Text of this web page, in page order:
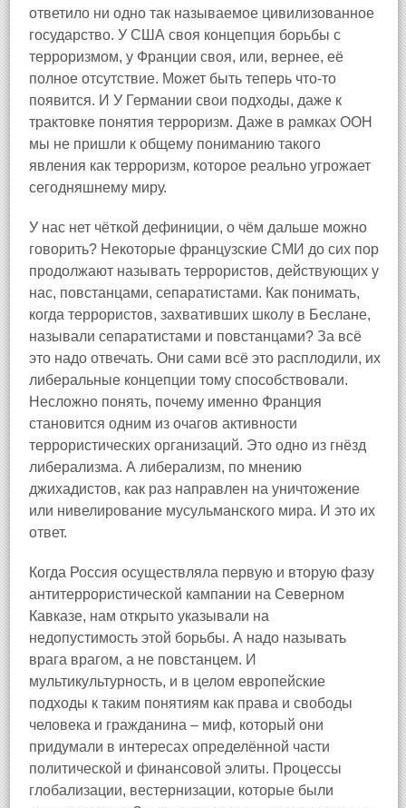
ответило ни одно так называемое цивилизованное
государство. У США своя концепция борьбы с
терроризмом, у Франции своя, или, вернее, её
полное отсутствие. Может быть теперь что-то
появится. И У Германии свои подходы, даже к
трактовке понятия терроризм. Даже в рамках ООН
мы не пришли к общему пониманию такого
явления как терроризм, которое реально угрожает
сегодняшнему миру.
У нас нет чёткой дефиниции, о чём дальше можно
говорить? Некоторые французские СМИ до сих пор
продолжают называть террористов, действующих у
нас, повстанцами, сепаратистами. Как понимать,
когда террористов, захвативших школу в Беслане,
называли сепаратистами и повстанцами? За всё
это надо отвечать. Они сами всё это расплодили, их
либеральные концепции тому способствовали.
Несложно понять, почему именно Франция
становится одним из очагов активности
террористических организаций. Это одно из гнёзд
либерализма. А либерализм, по мнению
джихадистов, как раз направлен на уничтожение
или нивелирование мусульманского мира. И это их
ответ.
Когда Россия осуществляла первую и вторую фазу
антитеррористической кампании на Северном
Кавказе, нам открыто указывали на
недопустимость этой борьбы. А надо называть
врага врагом, а не повстанцем. И
мультикультурность, и в целом европейские
подходы к таким понятиям как права и свободы
человека и гражданина – миф, который они
придумали в интересах определённой части
политической и финансовой элиты. Процессы
глобализации, вестернизации, которые были